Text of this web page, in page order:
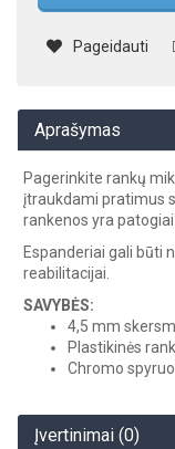
Pageidauti
Aprašymas
Pagerinkite rankų
įtraukdami pratimus
rankenos yra
Espanderiai gali būti
reabilitacijai.
SAVYBĖS:
4,5 mm
Plastikinės
Chromo
Įvertinimai (0)